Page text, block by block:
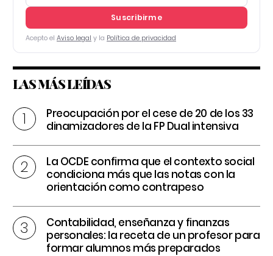
Suscribirme
Acepto el Aviso legal y la Política de privacidad
LAS MÁS LEÍDAS
Preocupación por el cese de 20 de los 33
dinamizadores de la FP Dual intensiva
La OCDE confirma que el contexto social
condiciona más que las notas con la
orientación como contrapeso
Contabilidad, enseñanza y finanzas
personales: la receta de un profesor para
formar alumnos más preparados